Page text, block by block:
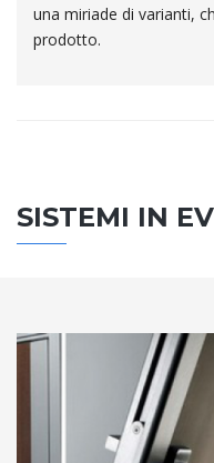
una miriade di varianti,
prodotto.
SISTEMI IN